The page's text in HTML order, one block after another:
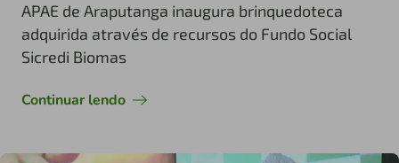
APAE de Araputanga inaugura brinquedoteca
adquirida através de recursos do Fundo Social
Sicredi Biomas
Continuar lendo